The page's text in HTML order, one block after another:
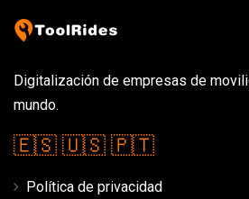
Digitalización de empresas de
mundo.
🇪🇸 🇺🇸 🇵🇹
Política de privacidad